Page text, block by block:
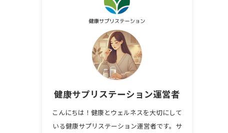
健康サプリステーション運営者
こんにちは！健康とウェルネスを大切にして
いる健康サプリステーション運営者です。サ